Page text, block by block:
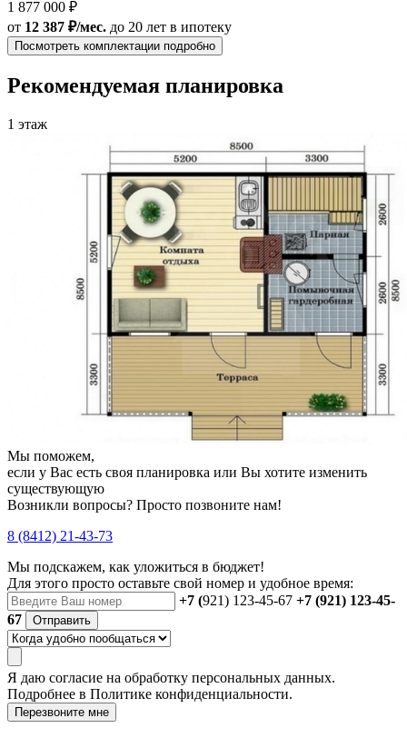
1 877 000 ₽
от 12 387 ₽/мес. до 20 лет в ипотеку
Посмотреть комплектации подробно
Рекомендуемая планировка
1 этаж
Мы поможем,
если у Вас есть своя планировка или Вы хотите изменить
существующую
Возникли вопросы? Просто позвоните нам!
8 (8412) 21-43-73
Мы подскажем, как уложиться в бюджет!
Для этого просто оставьте свой номер и удобное время:
+7 (921) 123-45-67 +7 (921) 123-45-
67
Отправить
Я даю согласие на обработку персональных данных.
Подробнее в Политике конфиденциальности.
Перезвоните мне